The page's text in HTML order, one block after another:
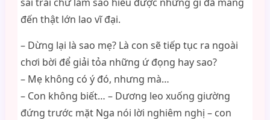
đến thật lớn lao vĩ đại.
– Dừng lại là sao mẹ? Là con sẽ tiếp tục ra ngoài
chơi bời để giải tỏa những ứ đọng hay sao?
– Mẹ không có ý đó, nhưng mà…
– Con không biết… – Dương leo xuống giường
đứng trước mặt Nga nói lời nghiêm nghị – con